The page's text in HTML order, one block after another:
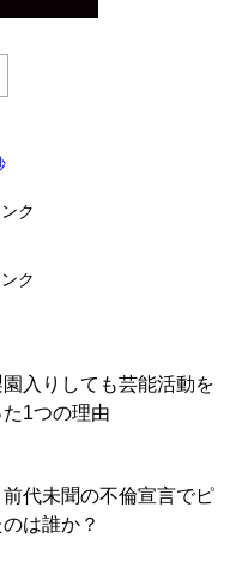
ク
ク
入りしても芸能活動を
1つの理由
代未聞の不倫宣言でピ
は誰か？